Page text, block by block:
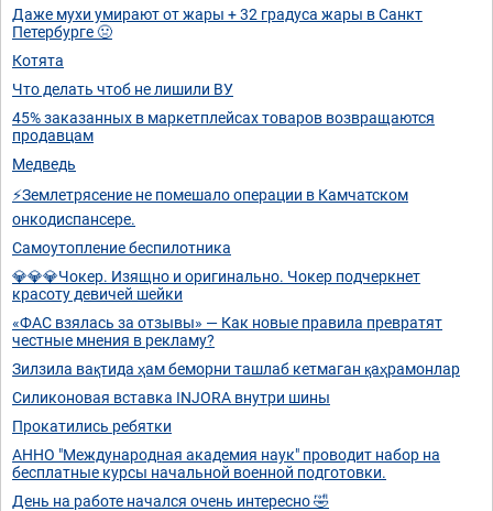
Даже мухи умирают от жары + 32 градуса жары в Санкт
Петербурге 🤢
Котята
Что делать чтоб не лишили ВУ
45% заказанных в маркетплейсах товаров возвращаются
продавцам
Медведь
⚡Землетрясение не помешало операции в Камчатском
онкодиспансере.
Самоутопление беспилотника
💎💎💎Чокер. Изящно и оригинально. Чокер подчеркнет
красоту девичей шейки
«ФАС взялась за отзывы» — Как новые правила превратят
честные мнения в рекламу?
Зилзила вақтида ҳам беморни ташлаб кетмаган қаҳрамонлар
Силиконовая вставка INJORA внутри шины
Прокатились ребятки
АННО "Международная академия наук" проводит набор на
бесплатные курсы начальной военной подготовки.
День на работе начался очень интересно 🤣